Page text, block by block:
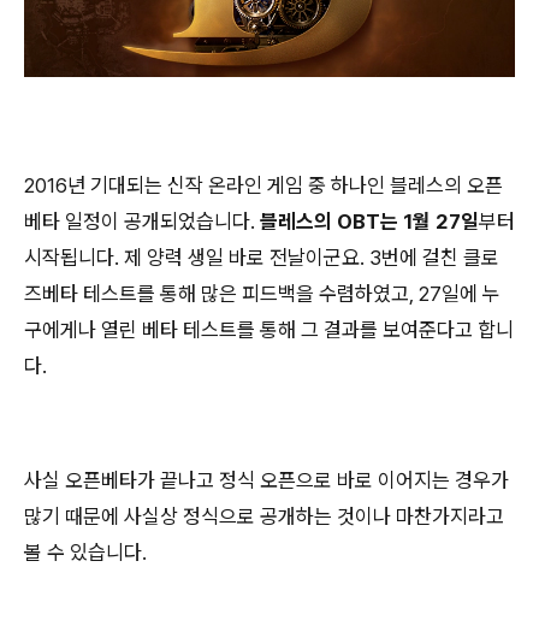
2016년 기대되는 신작 온라인 게임 중 하나인 블레스의 오픈
베타 일정이 공개되었습니다. 블레스의 OBT는 1월 27일부터
시작됩니다. 제 양력 생일 바로 전날이군요. 3번에 걸친 클로
즈베타 테스트를 통해 많은 피드백을 수렴하였고, 27일에 누
구에게나 열린 베타 테스트를 통해 그 결과를 보여준다고 합니
다.
사실 오픈베타가 끝나고 정식 오픈으로 바로 이어지는 경우가
많기 때문에 사실상 정식으로 공개하는 것이나 마찬가지라고
볼 수 있습니다.